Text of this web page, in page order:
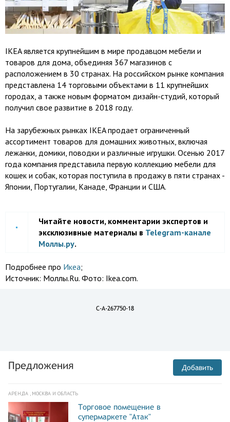
IKEA является крупнейшим в мире продавцом мебели и
товаров для дома, объединяя 367 магазинов с
расположением в 30 странах. На российском рынке компания
представлена 14 торговыми объектами в 11 крупнейших
городах, а также новым форматом дизайн-студий, который
получил свое развитие в 2018 году.
На зарубежных рынках IKEA продает ограниченный
ассортимент товаров для домашних животных, включая
лежанки, домики, поводки и различные игрушки. Осенью 2017
года компания представила первую коллекцию мебели для
кошек и собак, которая поступила в продажу в пяти странах -
Японии, Португалии, Канаде, Франции и США.
Читайте новости, комментарии экспертов и
эксклюзивные материалы в Telegram-канале
Моллы.ру.
Подробнее про Икеа;
Источник: Моллы.Ru. Фото: Ikea.com.
C-A-267750-18
Предложения Добавить
АРЕНДА , МОСКВА И ОБЛАСТЬ
Торговое помещение в
супермаркете "Атак"